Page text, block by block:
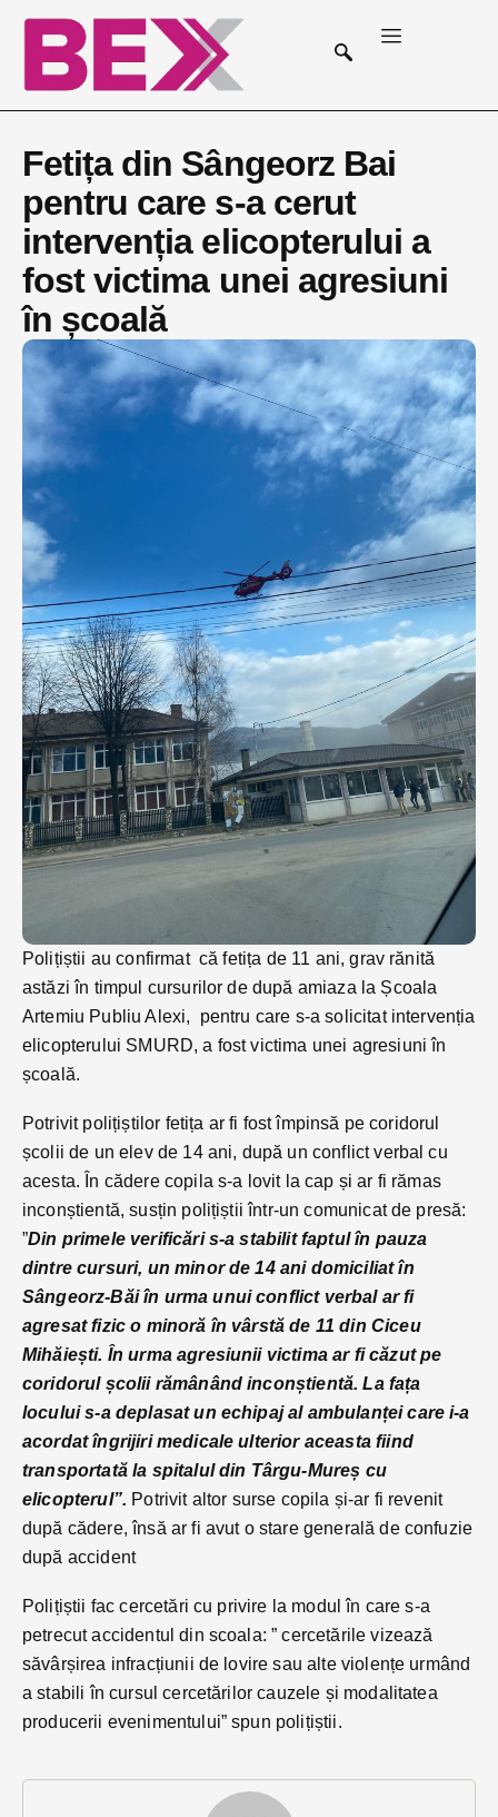
Fetița din Sângeorz Bai
pentru care s-a cerut
intervenția elicopterului a
fost victima unei agresiuni
în școală
Polițiștii au confirmat că fetița de 11 ani, grav rănită
astăzi în timpul cursurilor de după amiaza la Școala
Artemiu Publiu Alexi, pentru care s-a solicitat intervenția
elicopterului SMURD, a fost victima unei agresiuni în
școală.
Potrivit polițiștilor fetița ar fi fost împinsă pe coridorul
școlii de un elev de 14 ani, după un conflict verbal cu
acesta. În cădere copila s-a lovit la cap și ar fi rămas
inconștientă, susțin polițiștii într-un comunicat de presă:
”Din primele verificări s-a stabilit faptul în pauza
dintre cursuri, un minor de 14 ani domiciliat în
Sângeorz-Băi în urma unui conflict verbal ar fi
agresat fizic o minoră în vârstă de 11 din Ciceu
Mihăiești. În urma agresiunii victima ar fi căzut pe
coridorul școlii rămânând inconștientă. La fața
locului s-a deplasat un echipaj al ambulanței care i-a
acordat îngrijiri medicale ulterior aceasta fiind
transportată la spitalul din Târgu-Mureș cu
elicopterul”. Potrivit altor surse copila și-ar fi revenit
după cădere, însă ar fi avut o stare generală de confuzie
după accident
Polițiștii fac cercetări cu privire la modul în care s-a
petrecut accidentul din scoala: ” cercetările vizează
săvârșirea infracțiunii de lovire sau alte violențe urmând
a stabili în cursul cercetărilor cauzele și modalitatea
producerii evenimentului” spun polițiștii.